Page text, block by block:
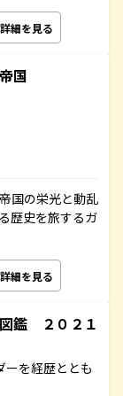
詳細を見る
国
国の栄光と動乱
歴史を旅するガ
詳細を見る
鑑 ２０２１
ーを経歴ととも